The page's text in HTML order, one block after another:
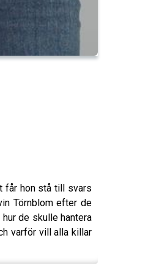
får hon stå till svars
Törnblom efter de
de skulle hantera
varför vill alla killar